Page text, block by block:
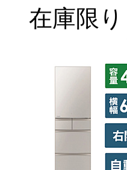
在庫限り